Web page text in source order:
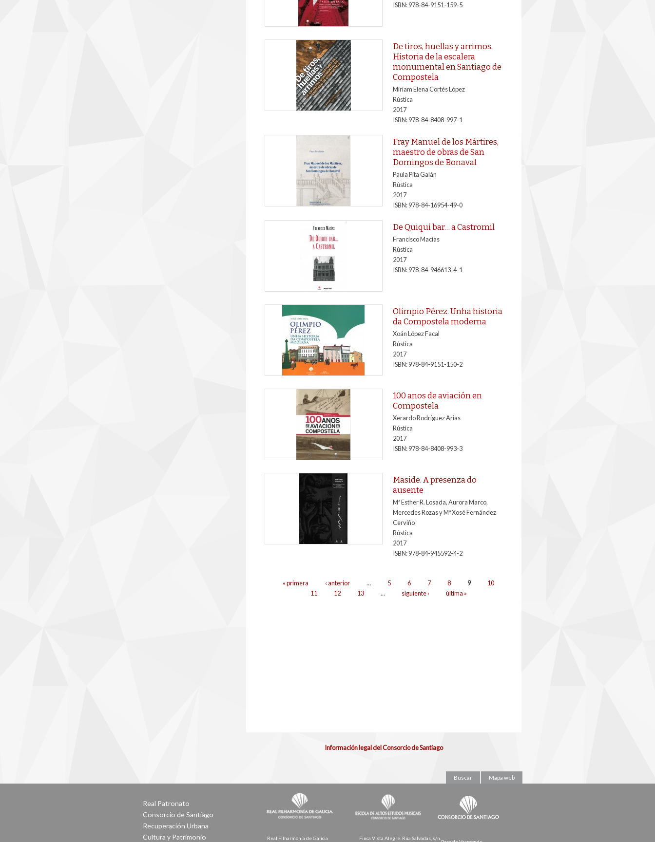
ISBN: 978-84-9151-159-5
De tiros, huellas y arrimos.
Historia de la escalera
monumental en Santiago de
Compostela
Miriam Elena Cortés López
Rústica
2017
ISBN: 978-84-8408-997-1
Fray Manuel de los Mártires,
maestro de obras de San
Domingos de Bonaval
Paula Pita Galán
Rústica
2017
ISBN: 978-84-16954-49-0
De Quiqui bar… a Castromil
Francisco Macías
Rústica
2017
ISBN: 978-84-946613-4-1
Olimpio Pérez. Unha historia
da Compostela moderna
Xoán López Facal
Rústica
2017
ISBN: 978-84-9151-150-2
100 anos de aviación en
Compostela
Xerardo Rodríguez Arias
Rústica
2017
ISBN: 978-84-8408-993-3
Maside. A presenza do
ausente
Mª Esther R. Losada, Aurora Marco,
Mercedes Rozas y Mª Xosé Fernández
Cerviño
Rústica
2017
ISBN: 978-84-945592-4-2
Páginas« primera ‹ anterior … 5 6 7 8 9
10
11
12 13 … siguiente › última »
Información legal del Consorcio de Santiago
Buscar Mapa web
Real Patronato
Consorcio de Santiago
Recuperación Urbana
Cultura y Patrimonio
Real Filharmonía de Galicia Finca Vista Alegre. Rúa Salvadas, s/n.